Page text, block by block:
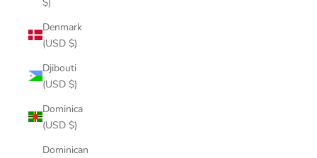
Denmark
(USD $)
Djibouti
(USD $)
Dominica
(USD $)
Dominican